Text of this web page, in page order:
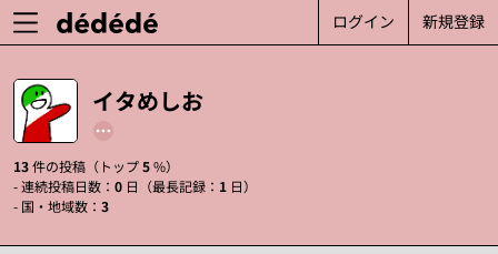
新規登録
ログイン
イタめしお
13件の投稿（トップ5%）
- 連続投稿日数： 0 日（最長記録： 1 日）
- 国・地域数： 3